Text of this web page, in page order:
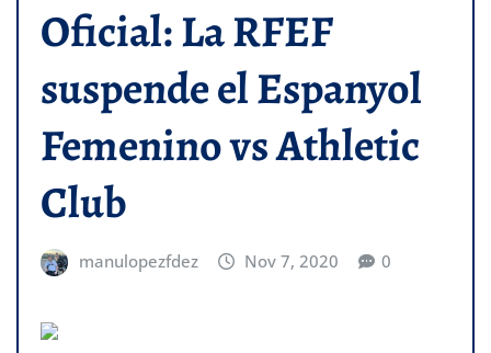
Oficial: La RFEF
suspende el Espanyol
Femenino vs Athletic
Club
manulopezfdez Nov 7, 2020 0